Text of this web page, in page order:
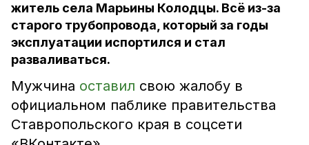
житель села Марьины Колодцы. Всё из-за
старого трубопровода, который за годы
эксплуатации испортился и стал
разваливаться.
Мужчина оставил свою жалобу в
официальном паблике правительства
Ставропольского края в соцсети